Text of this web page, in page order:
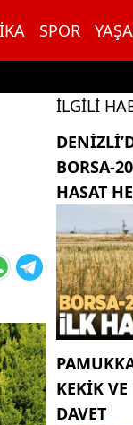
SPOR
İLGILI
BORSA-
HASAT
KEKIK VE
DAVET